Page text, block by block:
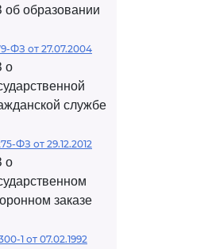
об образовании
ФЗ от 27.07.2004
о
службе
ФЗ от 29.12.2012
о
заказе
1 от 07.02.1992